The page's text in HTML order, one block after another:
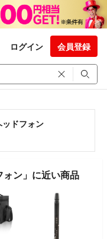
ログイン 会員登録
ドフォン
ン」に近い商品